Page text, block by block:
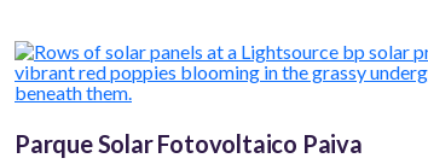
Parque Solar Fotovoltaico Paiva